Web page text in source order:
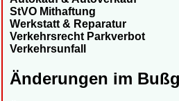
StVO Mithaftung
Werkstatt & Reparatur
Verkehrsrecht Parkverbot
Verkehrsunfall
Änderungen im